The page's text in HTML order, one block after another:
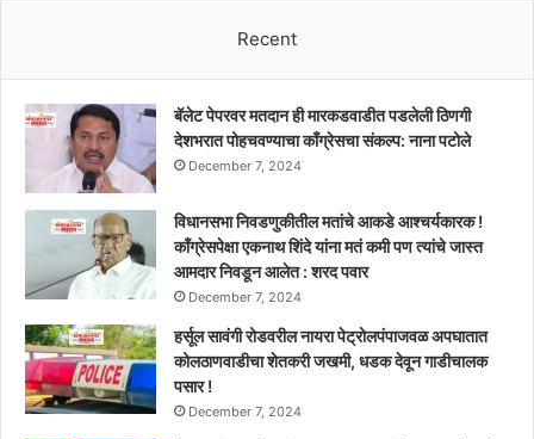
काँग्रेसचा
हल्लाबोल
Recent
बॅलेट पेपरवर मतदान ही मारकडवाडीत पडलेली ठिणगी
देशभरात पोहचवण्याचा काँग्रेसचा संकल्प: नाना पटोले
December 7, 2024
विधानसभा निवडणुकीतील मतांचे आकडे आश्चर्यकारक !
काँग्रेसपेक्षा एकनाथ शिंदे यांना मतं कमी पण त्यांचे जास्त
आमदार निवडून आलेत : शरद पवार
December 7, 2024
हर्सूल सावंगी रोडवरील नायरा पेट्रोलपंपाजवळ अपघातात
कोलठाणवाडीचा शेतकरी जखमी, धडक देवून गाडीचालक
पसार !
December 7, 2024